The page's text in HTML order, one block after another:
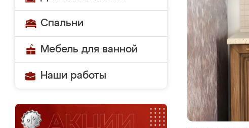
Спальни
Мебель для ванной
Наши работы